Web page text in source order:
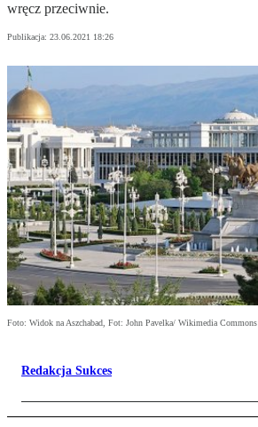
wręcz przeciwnie.
Publikacja: 23.06.2021 18:26
Foto: Widok na Aszchabad, Fot: John Pavelka/ Wikimedia Commons
Redakcja Sukces